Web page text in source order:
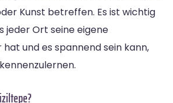
Kunst betreffen. Es ist wichtig
jeder Ort seine eigene
und es spannend sein kann,